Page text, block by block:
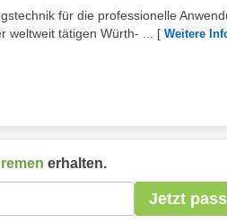
für die professionelle
tätigen Würth- ...
[ Weitere
erhalten.
Jetzt